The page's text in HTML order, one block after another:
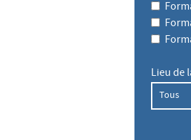
Lieu de